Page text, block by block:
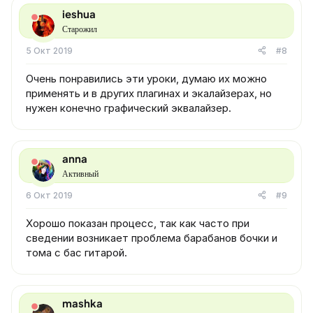
и
и
ieshua
Старожил
5 Окт 2019 #8
Очень понравились эти уроки, думаю их можно
применять и в других плагинах и экалайзерах, но
нужен конечно графический эквалайзер.
anna
Активный
6 Окт 2019 #9
Хорошо показан процесс, так как часто при
сведении возникает проблема барабанов бочки и
тома с бас гитарой.
mashka